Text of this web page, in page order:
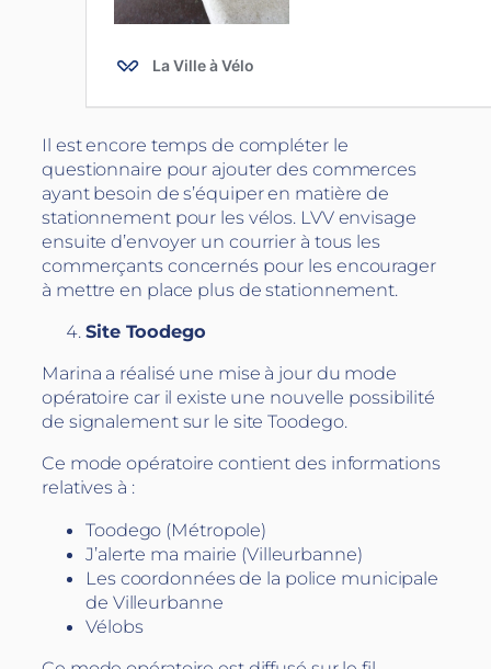
Il est encore temps de compléter le
questionnaire pour ajouter des commerces
ayant besoin de s’équiper en matière de
stationnement pour les vélos. LVV envisage
ensuite d’envoyer un courrier à tous les
commerçants concernés pour les encourager
à mettre en place plus de stationnement.
Site Toodego
Marina a réalisé une mise à jour du mode
opératoire car il existe une nouvelle possibilité
de signalement sur le site Toodego.
Ce mode opératoire contient des informations
relatives à :
Toodego (Métropole)
J’alerte ma mairie (Villeurbanne)
Les coordonnées de la police municipale
de Villeurbanne
Vélobs